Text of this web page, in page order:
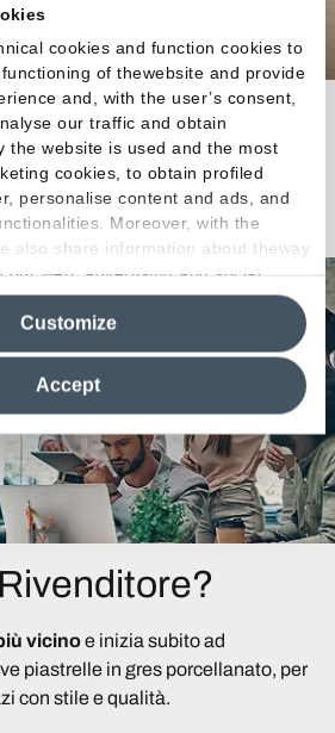
cookies and function cookies to
of thewebsite and provide
and, with the user’s consent,
our traffic and obtain
the website is used and the most
cookies, to obtain profiled
personalise content and ads, and
Moreover, with the
also share information about theway
our web, advertising and social
who may combine itwith other
By closing this banner,
be possible tocontinue browsing
technical cookies. For more
Policy
Accept
Customize
del rovere spazzolato.
la Collezione
vicinoe inizia subito ad
piastrelle in gres porcellanato, per
con stile e qualità.